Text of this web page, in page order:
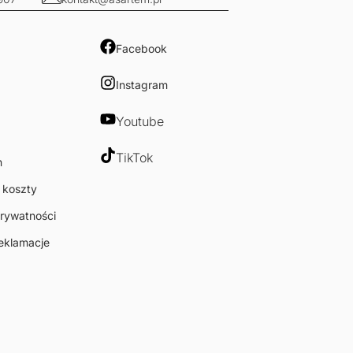
koszty
Facebook
Instagram
Youtube
TikTok